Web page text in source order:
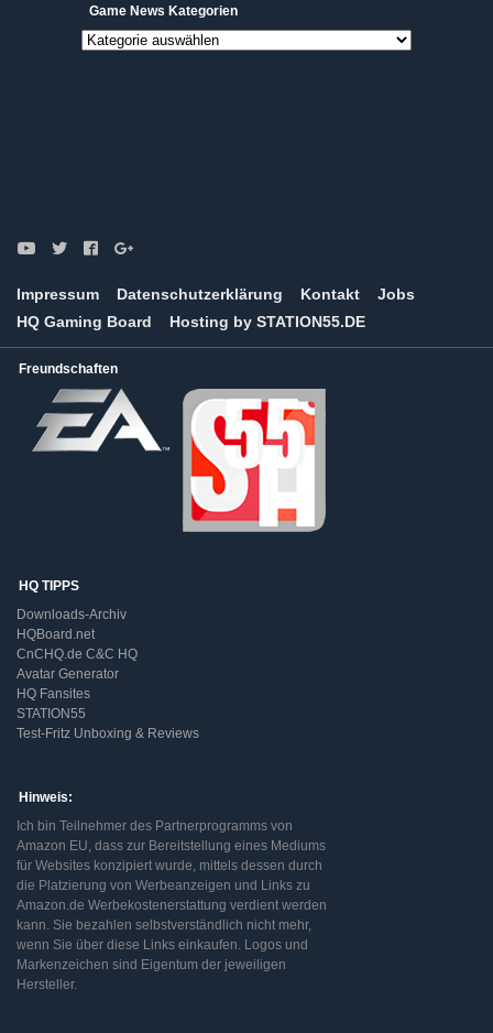
Game News Kategorien
Game
Impressum Datenschutzerklärung Kontakt
Jobs
HQ Gaming Board
Hosting by STATION55.DE
Freundschaften
HQ TIPPS
Downloads-Archiv
HQBoard.net
CnCHQ.de C&C HQ
Avatar Generator
HQ Fansites
STATION55
Test-Fritz Unboxing & Reviews
Hinweis:
Ich bin Teilnehmer des Partnerprogramms von
Amazon EU, dass zur Bereitstellung eines Mediums
für Websites konzipiert wurde, mittels dessen durch
die Platzierung von Werbeanzeigen und Links zu
Amazon.de Werbekostenerstattung verdient werden
kann. Sie bezahlen selbstverständlich nicht mehr,
wenn Sie über diese Links einkaufen. Logos und
Markenzeichen sind Eigentum der jeweiligen
Hersteller.